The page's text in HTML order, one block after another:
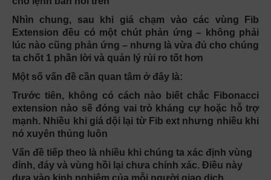
Nhìn chung, sau khi giá chạm vào các vùng Fib
Extension đều có một chút phản ứng – không phải
lúc nào cũng phản ứng – nhưng là vừa đủ cho chúng
ta chốt 1 phần lời và quản lý rủi ro tốt hơn
Một số vấn đề cần quan tâm ở đây là:
Trước tiên, không có cách nào biết chắc Fibonacci
extension nào sẽ đóng vai trò kháng cự hoặc hỗ trợ
mạnh. Nhiều khi giá dội lại từ Fib ext nhưng nhiều khi
nó xuyên thủng luôn
Vấn đề tiếp theo là nhiều khi chúng ta xác định vùng
đỉnh, đáy và vùng hồi lại chưa chính xác. Điều này
dựa vào kinh nghiệm của mỗi người giao dịch.